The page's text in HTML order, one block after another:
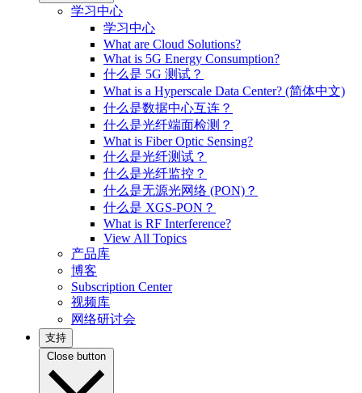
学习中心
学习中心
What are Cloud Solutions?
What is 5G Energy Consumption?
什么是 5G 测试？
What is a Hyperscale Data Center? (简体中文)
什么是数据中心互连？
什么是光纤端面检测？
What is Fiber Optic Sensing?
什么是光纤测试？
什么是光纤监控？
什么是无源光网络 (PON)？
什么是 XGS-PON？
What is RF Interference?
View All Topics
产品库
博客
Subscription Center
视频库
网络研讨会
支持
Close button